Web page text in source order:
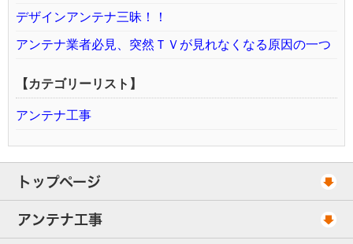
デザインアンテナ三昧！！
アンテナ業者必見、突然ＴＶが見れなくなる原因の一つ
【カテゴリーリスト】
アンテナ工事
トップページ
工事スケジュール
アンテナ工事